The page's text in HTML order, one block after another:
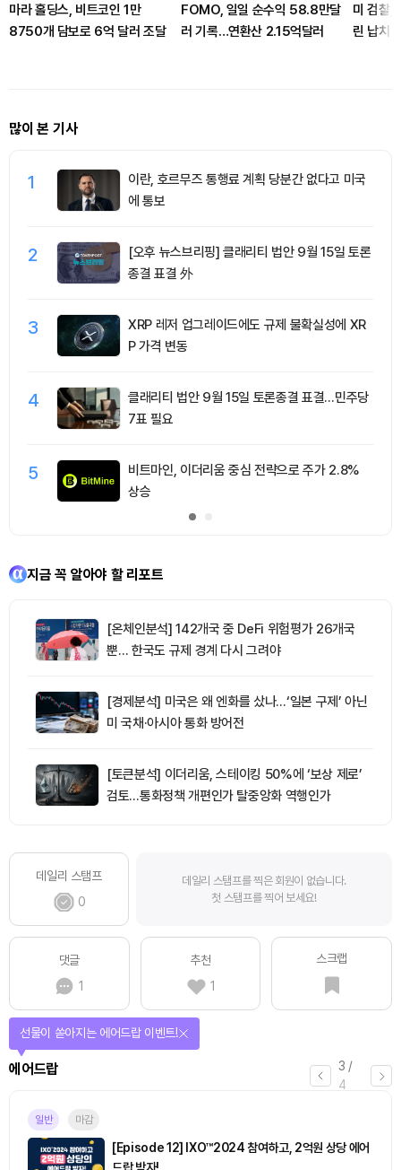
마라 홀딩스, 비트코인 1만
8750개 담보로 6억 달러 조달
FOMO, 일일 순수익 58.8만달
러 기록…연환산 2.15억달러
미 검찰,
린 납치
많이 본 기사
1
이란, 호르무즈 통행료 계획 당분간 없다고 미국
에 통보
2
[오후 뉴스브리핑] 클래리티 법안 9월 15일 토론
종결 표결 外
3
XRP 레저 업그레이드에도 규제 불확실성에 XR
P 가격 변동
4
클래리티 법안 9월 15일 토론종결 표결…민주당
7표 필요
5
비트마인, 이더리움 중심 전략으로 주가 2.8%
상승
지금 꼭 알아야 할 리포트
[온체인분석] 142개국 중 DeFi 위험평가 26개국
뿐… 한국도 규제 경계 다시 그려야
[경제분석] 미국은 왜 엔화를 샀나…‘일본 구제’ 아닌
미 국채·아시아 통화 방어전
[토큰분석] 이더리움, 스테이킹 50%에 ‘보상 제로’
검토…통화정책 개편인가 탈중앙화 역행인가
데일리 스탬프
0
데일리 스탬프를 찍은 회원이 없습니다.
첫 스탬프를 찍어 보세요!
댓글
1
추천
1
스크랩
3 /
4
에어드랍
선물이 쏟아지는 에어드랍 이벤트!
일반 마감
[Episode 12] IXO™2024 참여하고, 2억원 상당 에어